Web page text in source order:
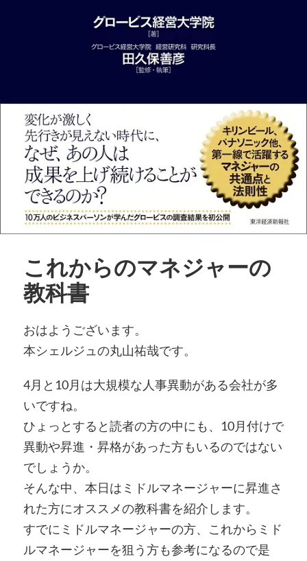
これからのマネジャーの
教科書
おはようございます。
本シェルジュの丸山祐哉です。
4月と10月は大規模な人事異動がある会社が多
いですね。
ひょっとすると読者の方の中にも、10月付けで
異動や昇進・昇格があった方もいるのではない
でしょうか。
そんな中、本日はミドルマネージャーに昇進さ
れた方にオススメの教科書を紹介します。
すでにミドルマネージャーの方、これからミド
ルマネージャーを狙う方も参考になるので是